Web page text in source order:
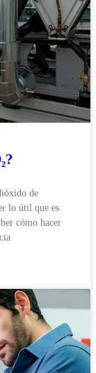
de
lo útil que es
cómo hacer